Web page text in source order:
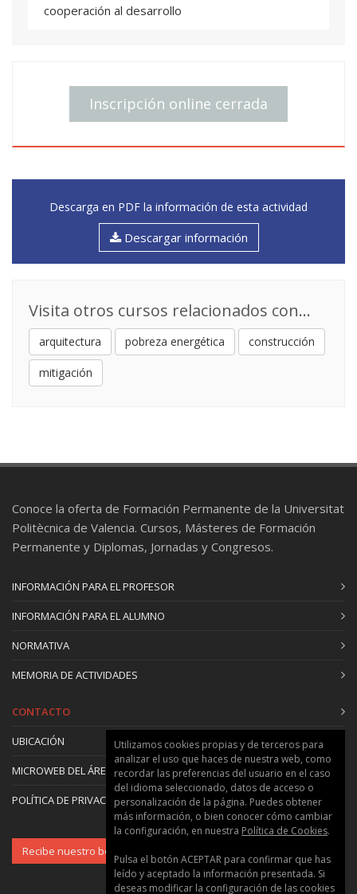
cooperación al desarrollo
Inscripción online cerrada
Descarga en PDF la información de esta actividad
Descargar información
Visita otros cursos relacionados con...
arquitectura pobreza energética construcción
mitigación
Conoce la oferta de Formación Permanente de la Universitat
Politècnica de Valencia. Cursos, Másteres de Formación
Permanente y Diplomas, Jornadas y Congresos.
INFORMACIÓN PARA EL PROFESOR
INFORMACIÓN PARA EL ALUMNO
NORMATIVA
MEMORIA DE ACTIVIDADES
CONTACTO
UBICACIÓN
MICROWEB DEL ÁREA
POLÍTICA DE PRIVACIDAD Y COOKIES
Recibe nuestro boletín
Utilizamos cookies propias y de terceros para
analizar el uso que haces de nuestra web, como
recordar las preferencias del usuario en el caso
del idioma seleccionado, datos de acceso o
personalización de la página. Puedes obtener
más información, o bien conocer cómo cambiar
la configuración, en nuestra Política de Cookies.
Pulsa el botón ACEPTAR para confirmar que has
leído y aceptado la información presentada. Si
deseas modificar la configuración de las cookies